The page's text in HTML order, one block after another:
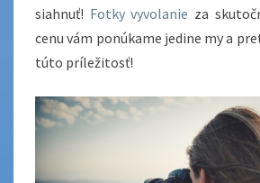
siahnuť! Fotky vyvolanie za
cenu vám ponúkame jedine my a
túto príležitosť!